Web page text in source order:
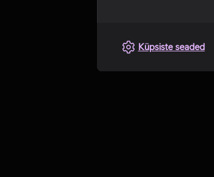
Küpsiste seaded